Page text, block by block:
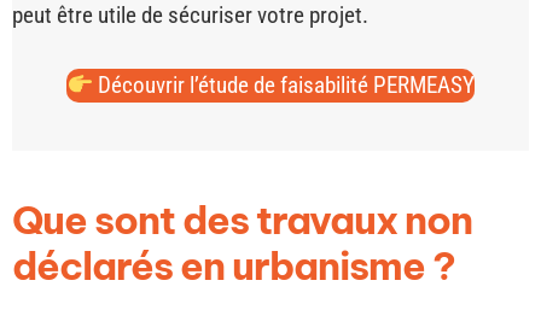
peut être utile de sécuriser votre projet.
Découvrir l’étude de faisabilité PERMEASY
Que sont des travaux non
déclarés en urbanisme ?